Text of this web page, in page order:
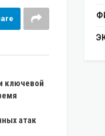
ключевой
атак